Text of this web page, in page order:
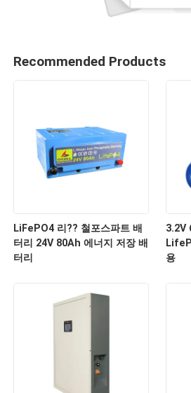
Recommended Products
LiFePO4 리?? 철포스파트 배
터리 24V 80Ah 에너지 저장 배
터리
3.2V
용